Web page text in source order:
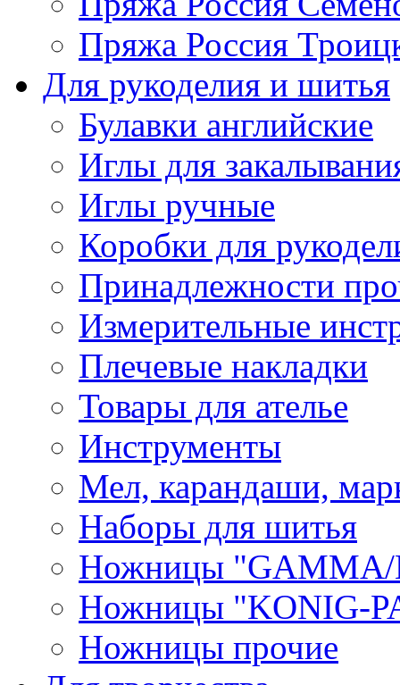
Пряжа Россия
Для рукоделия и шитья
Булавки английские
Иглы для
Иглы ручные
Коробки для
Принадлежности
Измерительные
Плечевые накладки
Товары для ателье
Инструменты
Мел, карандаши,
Наборы для шитья
Ножницы "GAMMA/
Ножницы "KONIG-
Ножницы прочие